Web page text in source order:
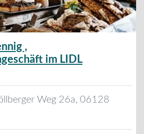
,
im LIDL
Weg 26a, 06128